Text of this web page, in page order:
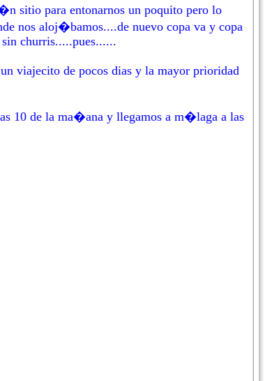
sitio para entonarnos un poquito pero lo
nos aloj�bamos....de nuevo copa va y copa
churris.....pues......
viajecito de pocos dias y la mayor prioridad
10 de la ma�ana y llegamos a m�laga a las